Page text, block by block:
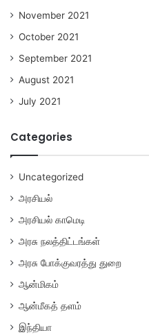
November 2021
October 2021
September 2021
August 2021
July 2021
Categories
Uncategorized
அரசியல்
அரசியல் காமெடி
அரசு நலத்திட்டங்கள்
அரசு போக்குவரத்து துறை
ஆன்மிகம்
ஆன்மீகத் தளம்
இந்தியா